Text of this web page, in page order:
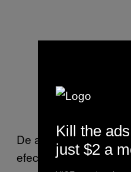
De asemenea, studiile
efectele altor
Kill the
just $2 a